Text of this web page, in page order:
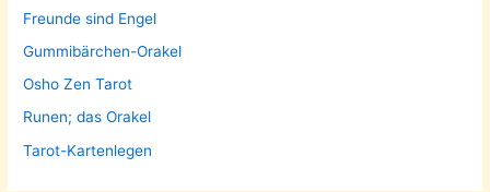
Freunde sind Engel
Gummibärchen-Orakel
Osho Zen Tarot
Runen; das Orakel
Tarot-Kartenlegen